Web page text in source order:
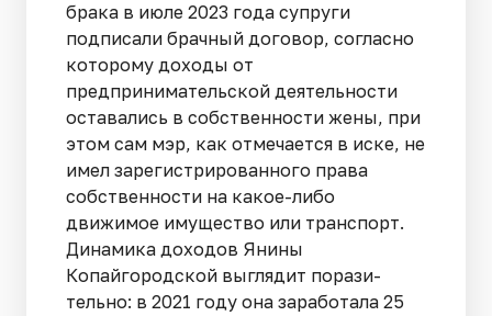
брака в июле 2023 года супруги
подписа­ли брачный договор, согласно
которому доходы от
предпринимательской деятель­ности
оставались в собственности жены, при
этом сам мэр, как отмечается в ис­ке, не
имел зарегистрированного права
собственности на какое-либо
движимое иму­щество или транспорт.
Динамика доходов Янины
Копайгородской выглядит порази­
тельно: в 2021 году она заработала 25